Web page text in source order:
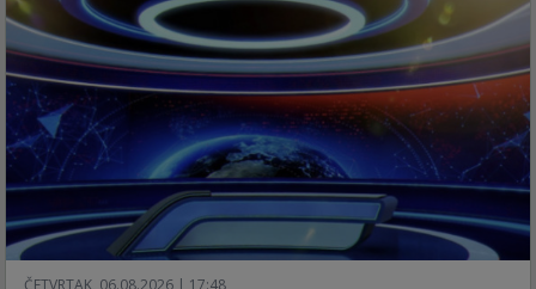
ČETVRTAK, 06.08.2026 | 17:48